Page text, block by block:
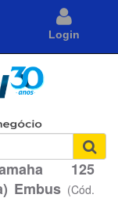
Login
125
Embus (Cód.